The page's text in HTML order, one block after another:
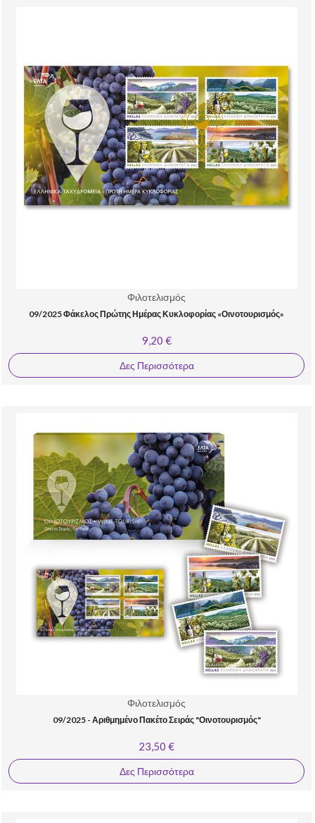
Φιλοτελισμός
09/2025 Φάκελος Πρώτης Ημέρας Κυκλοφορίας «Οινοτουρισμός»
9,20 €
Δες Περισσότερα
Φιλοτελισμός
09/2025 - Αριθμημένο Πακέτο Σειράς "Οινοτουρισμός"
23,50 €
Δες Περισσότερα